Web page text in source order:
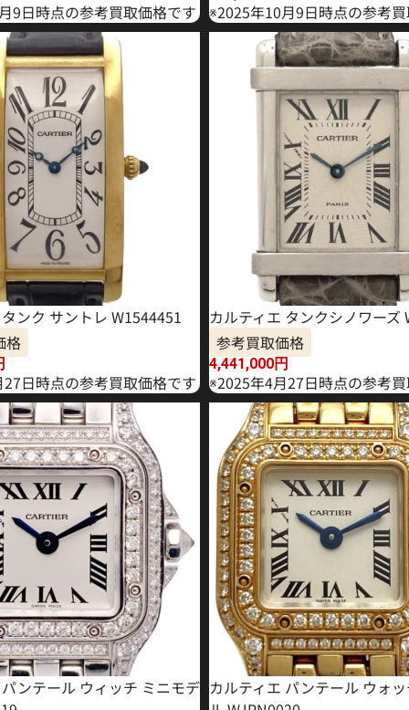
9日時点の参考買取価格です ※2025年10月9日時点の参考
ンク サントレ W1544451
格
日時点の参考買取価格です
カルティエ タンクシノワーズ
参考買取価格
4,441,000円
※2025年4月27日時点の参考
ンテール ウィッチ ミニモデ カルティエ パンテール ウォ